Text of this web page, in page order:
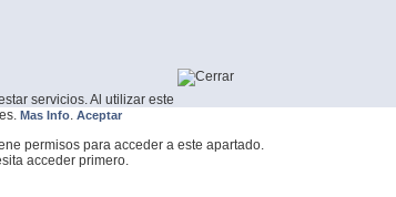
servicios. Al utilizar este
Mas Info. Aceptar
permisos para acceder a este apartado.
acceder primero.